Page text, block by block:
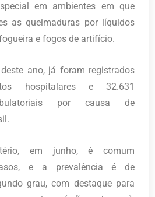
em ambientes em que
as queimaduras por líquidos
e fogos de artifício.
ano, já foram registrados
hospitalares e 32.631
por causa de
em junho, é comum
e a prevalência é de
grau, com destaque para